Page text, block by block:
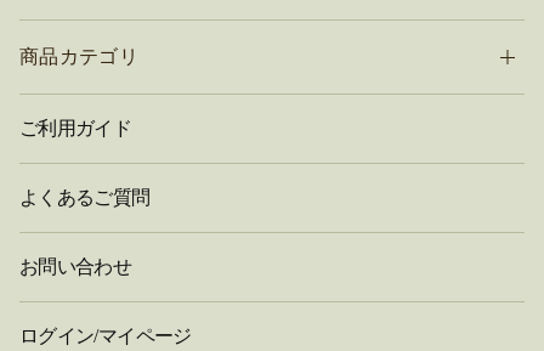
商品カテゴリ
ご利用ガイド
よくあるご質問
お問い合わせ
ログイン/マイページ